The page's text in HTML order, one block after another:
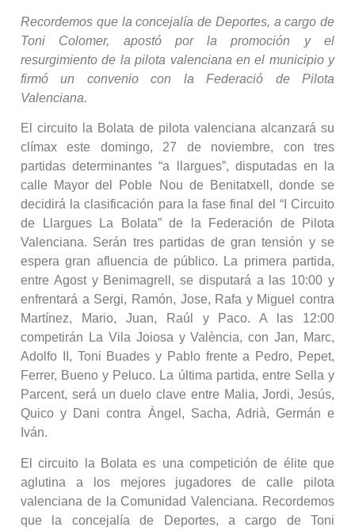
Recordemos que la concejalía de Deportes, a cargo de
Toni Colomer, apostó por la promoción y el
resurgimiento de la pilota valenciana en el municipio y
firmó un convenio con la Federació de Pilota
Valenciana.
El circuito la Bolata de pilota valenciana alcanzará su
clímax este domingo, 27 de noviembre, con tres
partidas determinantes “a llargues”, disputadas en la
calle Mayor del Poble Nou de Benitatxell, donde se
decidirá la clasificación para la fase final del “I Circuito
de Llargues La Bolata” de la Federación de Pilota
Valenciana. Serán tres partidas de gran tensión y se
espera gran afluencia de público. La primera partida,
entre Agost y Benimagrell, se disputará a las 10:00 y
enfrentará a Sergi, Ramón, Jose, Rafa y Miguel contra
Martínez, Mario, Juan, Raúl y Paco. A las 12:00
competirán La Vila Joiosa y València, con Jan, Marc,
Adolfo II, Toni Buades y Pablo frente a Pedro, Pepet,
Ferrer, Bueno y Peluco. La última partida, entre Sella y
Parcent, será un duelo clave entre Malia, Jordi, Jesús,
Quico y Dani contra Àngel, Sacha, Adrià, Germán e
Iván.
El circuito la Bolata es una competición de élite que
aglutina a los mejores jugadores de calle pilota
valenciana de la Comunidad Valenciana. Recordemos
que la concejalía de Deportes, a cargo de Toni